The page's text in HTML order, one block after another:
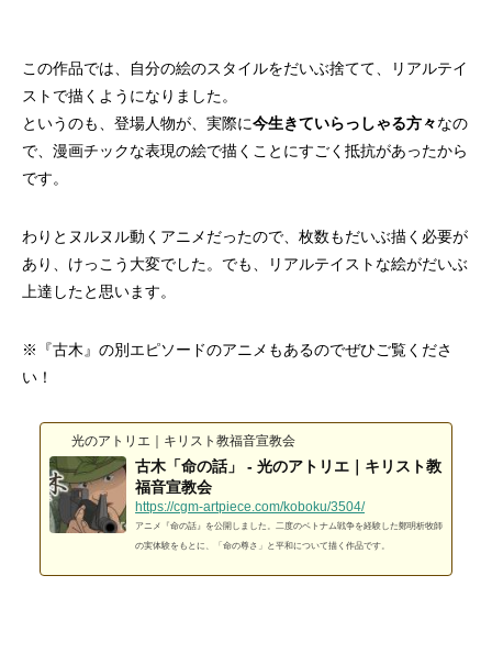
この作品では、自分の絵のスタイルをだいぶ捨てて、リアルテイ
ストで描くようになりました。
というのも、登場人物が、実際に今生きていらっしゃる方々なの
で、漫画チックな表現の絵で描くことにすごく抵抗があったから
です。
わりとヌルヌル動くアニメだったので、枚数もだいぶ描く必要が
あり、けっこう大変でした。でも、リアルテイストな絵がだいぶ
上達したと思います。
※『古木』の別エピソードのアニメもあるのでぜひご覧くださ
い！
光のアトリエ｜キリスト教福音宣教会
古木「命の話」 - 光のアトリエ｜キリスト教
福音宣教会
https://cgm-artpiece.com/koboku/3504/
アニメ『命の話』を公開しました。二度のベトナム戦争を経験した鄭明析牧師
の実体験をもとに、「命の尊さ」と平和について描く作品です。